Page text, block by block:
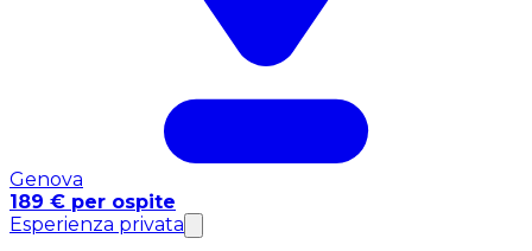
Genova
189 € per ospite
Esperienza privata